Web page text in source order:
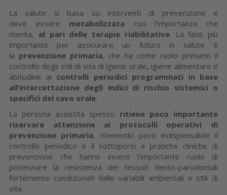
La salute si basa su interventi di prevenzione e
deve essere metabolizzata con l'importanza che
merita, al pari delle terapie riabilitative. La fase più
importante per assicurare un futuro in salute è
la prevenzione primaria, che ha come ruolo primario il
controllo degli stili di vita di igiene orale, igiene alimentare e
abitudine ai controlli periodici programmati in base
all’intercettazione degli indici di rischio sistemici o
specifici del cavo orale.
La persona assistita spesso ritiene poco importante
riservare attenzione ai protocolli operativi di
prevenzione primaria, ritenendo poco indispensabile il
controllo periodico e il sottoporsi a pratiche cliniche di
prevenzione che hanno invece l’importante ruolo di
potenziare la resistenza dei tessuti dento-parodontali
fortemente condizionati dalle variabili ambientali e stili di
vita.